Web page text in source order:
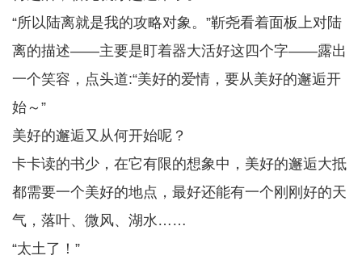
“所以陆离就是我的攻略对象。”靳尧看着面板上对陆
离的描述——主要是盯着器大活好这四个字——露出
一个笑容，点头道:“美好的爱情，要从美好的邂逅开
始～”
美好的邂逅又从何开始呢？
卡卡读的书少，在它有限的想象中，美好的邂逅大抵
都需要一个美好的地点，最好还能有一个刚刚好的天
气，落叶、微风、湖水……
“太土了！”